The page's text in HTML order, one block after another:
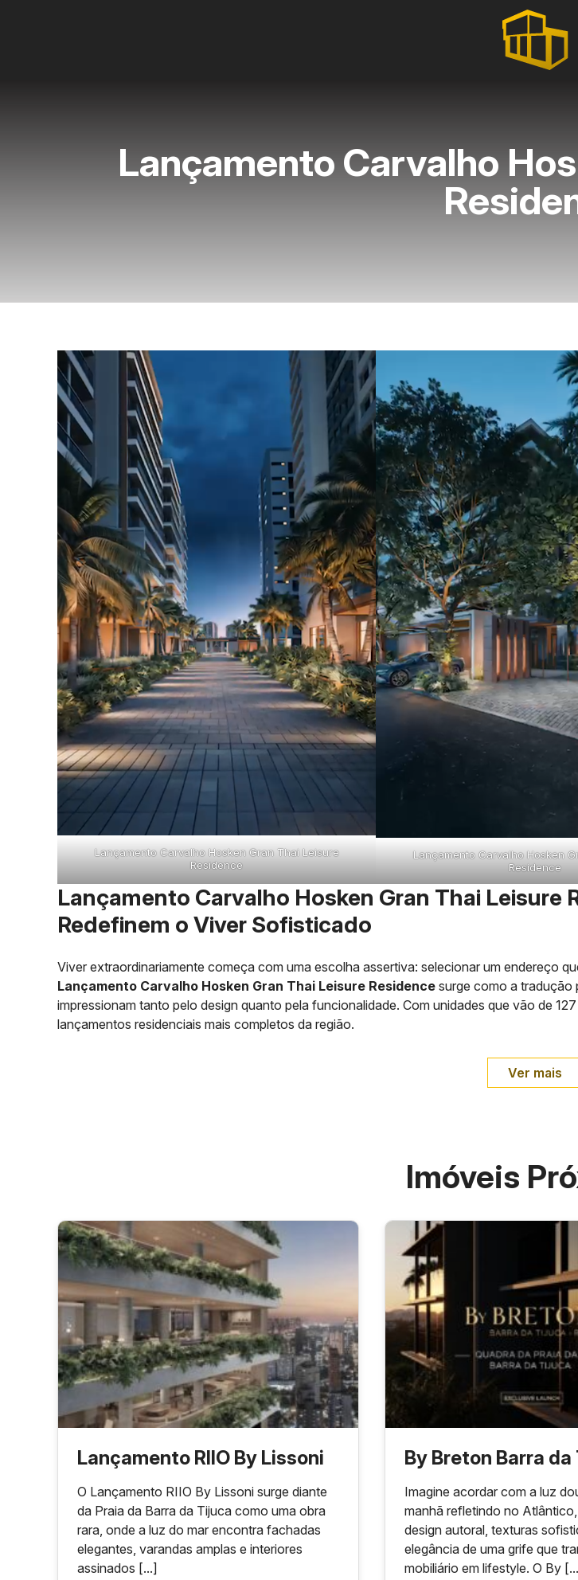
Lançamento Carvalho
Lançamento Carvalho Hosken Gran Thai Leisure
Residence
Lançamento Carvalho Hosken
Residence
Lançamento Carvalho Hosken Gran Thai Leisure
Redefinem o Viver Sofisticado
Viver extraordinariamente começa com uma escolha assertiva: selecionar um endereço
Lançamento Carvalho Hosken Gran Thai Leisure Residence surge como a tradução
impressionam tanto pelo design quanto pela funcionalidade. Com unidades que vão de
lançamentos residenciais mais completos da região.
Ver mais
Imóveis
Lançamento RIIO By Lissoni
O Lançamento RIIO By Lissoni surge diante
da Praia da Barra da Tijuca como uma obra
rara, onde a luz do mar encontra fachadas
elegantes, varandas amplas e interiores
assinados [...]
By Breton Barra da
Imagine acordar com a luz
manhã refletindo no
design autoral, texturas
elegância de uma grife que
mobiliário em lifestyle. O By